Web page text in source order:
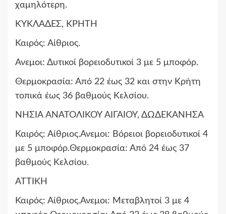
χαμηλότερη.
ΚΥΚΛΑΔΕΣ, ΚΡΗΤΗ
Καιρός: Αίθριος.
Ανεμοι: Δυτικοί βορειοδυτικοί 3 με 5 μποφόρ.
Θερμοκρασία: Από 22 έως 32 και στην Κρήτη
τοπικά έως 36 βαθμούς Κελσίου.
ΝΗΣΙΑ ΑΝΑΤΟΛΙΚΟΥ ΑΙΓΑΙΟΥ, ΔΩΔΕΚΑΝΗΣΑ
Καιρός: Αίθριος.Ανεμοι: Βόρειοι βορειοδυτικοί 4
με 5 μποφόρ.Θερμοκρασία: Από 24 έως 37
βαθμούς Κελσίου.
ΑΤΤΙΚΗ
Καιρός: Αίθριος.Ανεμοι: Μεταβλητοί 3 με 4